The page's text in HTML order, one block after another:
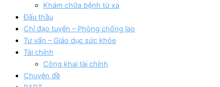
Khám chữa bệnh từ xa
Đấu thầu
Chỉ đạo tuyến – Phòng chống lao
Tư vấn – Giáo dục sức khỏe
Tài chính
Công khai tài chính
Chuyên đề